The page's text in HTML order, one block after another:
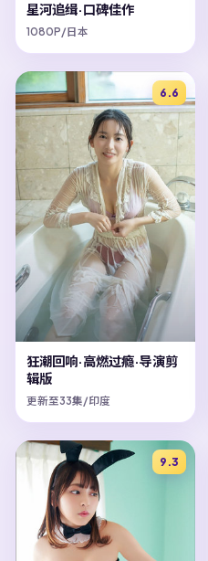
星河追缉·口碑佳作
1080P/日本
6.6
狂潮回响·高燃过瘾·导演剪
辑版
更新至33集/印度
9.3